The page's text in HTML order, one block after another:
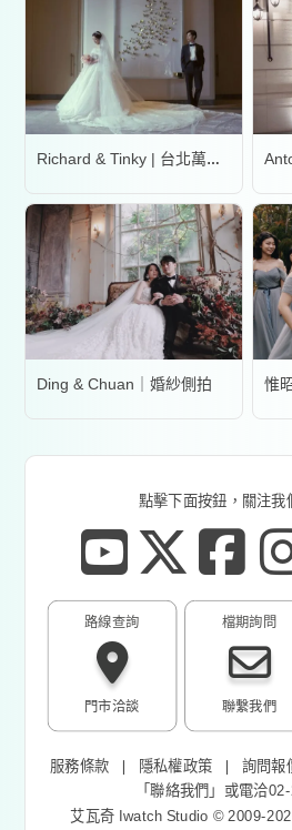
Richard & Tinky | 台北萬豪酒店
Ding & Chuan｜婚紗側拍 惟
點擊下面按鈕，關注我
路線查詢
門市洽談
檔期詢問
聯繫我們
服務條款 ❘ 隱私權政策 ❘詢問報
「聯絡我們 」或電洽
艾瓦奇 Iwatch Studio © 2009-